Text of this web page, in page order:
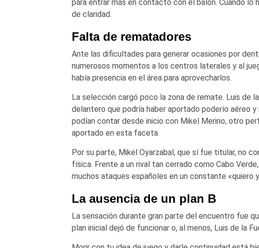
para entrar más en contacto con el balón. Cuando lo
de claridad.
Falta de rematadores
Ante las dificultades para generar ocasiones por
numerosos momentos a los centros laterales y al
había presencia en el área para aprovecharlos.
La selección cargó poco la zona de remate. Luis de
delantero que podría haber aportado poderío aéreo
podían contar desde inicio con Mikel Merino, otro
aportado en esta faceta.
Por su parte, Mikel Oyarzabal, que sí fue titular, no
física. Frente a un rival tan cerrado como Cabo
muchos ataques españoles en un constante «quiero
La ausencia de un plan B
La sensación durante gran parte del encuentro fue
plan inicial dejó de funcionar o, al menos, Luis de la